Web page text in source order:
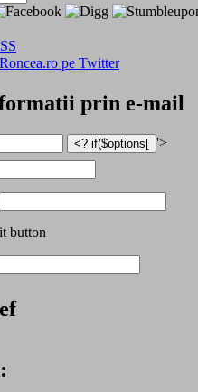
Roncea.ro pe Twitter
prin e-mail
'>
button